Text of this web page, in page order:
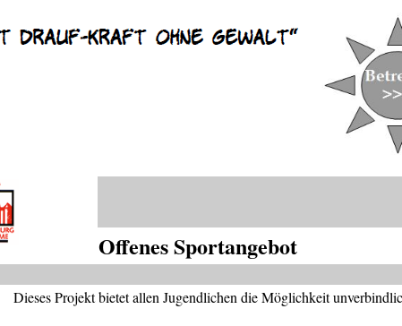
Offenes Sportangebot
Dieses Projekt bietet allen Jugendlichen die Möglichkeit